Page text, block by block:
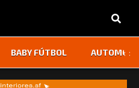
BABY FÚTBOL ‹ ›